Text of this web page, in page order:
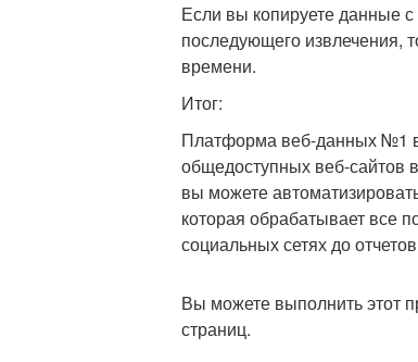
Если вы копируете данные
последующего извлечения,
времени.
Итог:
Платформа веб-данных №1
общедоступных веб-сайтов
вы можете
которая обрабатывает все
социальных сетях до
Вы можете выполнить этот
страниц.